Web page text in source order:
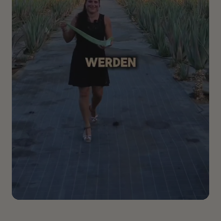
Mehrere enthaltene Pflanzenstoffe tragen dazu bei, die
Lippen vor äußeren Einflüssen wieKälte oder trockener
Luft
zu bewahren. So legt sich z. B. die Kombination aus
Sheabutter, Candelillawachs und Bienenwachs
pflegender Schutzfilm auf die Lippen.
Nach Bedarf sanft
auf die Lippen
– ideal für die tägliche Pflegeroutine oder
zwischendurch, wann immer deine Lippen besondere
Lip Careist b
um die Augenpartie